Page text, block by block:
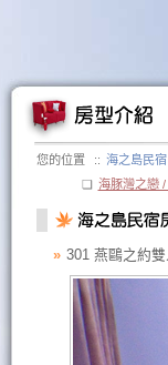
您的位置 :: 海之島民宿
❏ 海豚灣之戀
» 301 燕鷗之約